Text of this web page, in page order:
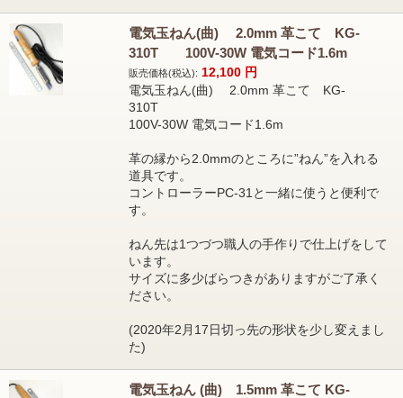
電気玉ねん(曲) 2.0mm 革こて KG-
310T 100V-30W 電気コード1.6m
販売価格(税込): 12,100 円
電気玉ねん(曲) 2.0mm 革こて KG-
310T
100V-30W 電気コード1.6m
革の縁から2.0mmのところに”ねん”を入れる
道具です。
コントローラーPC-31と一緒に使うと便利で
す。
ねん先は1つづつ職人の手作りで仕上げをして
います。
サイズに多少ばらつきがありますがご了承く
ださい。
(2020年2月17日切っ先の形状を少し変えまし
た)
電気玉ねん (曲) 1.5mm 革こて KG-